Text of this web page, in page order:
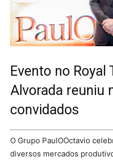
Evento no Royal
Alvorada reuniu
convidados
O Grupo PaulOOctavio
diversos mercados